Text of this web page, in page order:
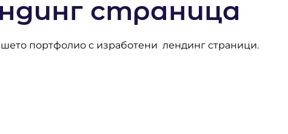
страница
портфолио с изработени лендинг страници.